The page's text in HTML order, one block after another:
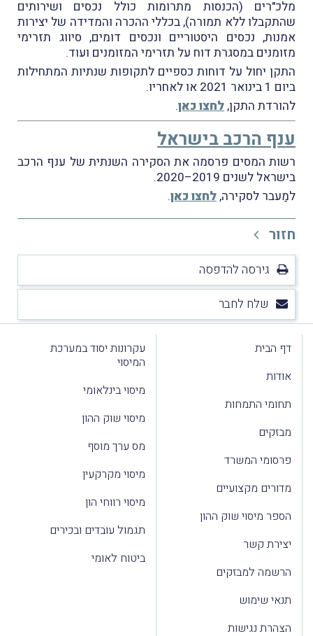
מלכ"רים (הכנסות מתרומות כולל נכסים ושירותים
שהתקבלו ללא תמורה), בכללי ההכרה והמדידה של יצירות
אמנות, נכסים היסטוריים ונכסים דומים, סיווג תזרימי
מזומנים במסגרת דוח על תזרימי המזומנים ועוד.
התקן יחול על דוחות כספיים לתקופות שנתיות המתחילות
ביום 1 בינואר 2021 או לאחריו.
להורדת התקן,לחצו כאן.
ענף הרכב בישראל
רשות המסים פרסמה את הסקירה השנתית של ענף הרכב
בישראל לשנים 2019–2020.
למַעבר לסקירה,לחצו כאן.
חזור
גירסה להדפסה
שלח לחבר
דף הבית
אודות
תחומי התמחות
מבזקים
פרסומי המשרד
מדורים מקצועיים
הספר מיסוי שוק ההון
יצירת קשר
הרשמה למבזקים
תנאי שימוש
הצהרת נגישות
עקרונות יסוד במערכת
המיסוי
מיסוי בינלאומי
מיסוי שוק ההון
מס ערך מוסף
מיסוי מקרקעין
מיסוי רווחי הון
תגמול עובדים ובכירים
ביטוח לאומי